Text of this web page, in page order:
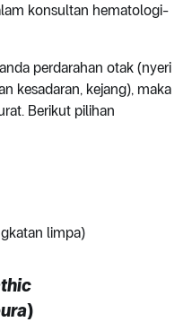
konsultan hematologi-
perdarahan otak (nyeri
kesadaran, kejang), maka
Berikut pilihan
limpa)
)